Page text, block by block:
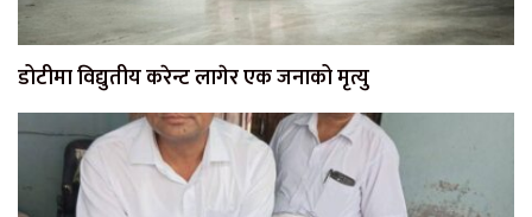
डोटीमा विद्युतीय करेन्ट लागेर एक जनाको मृत्यु